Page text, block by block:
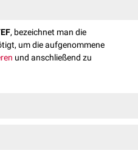
, bezeichnet man die
um die aufgenommene
und anschließend zu
die Aufnahme von